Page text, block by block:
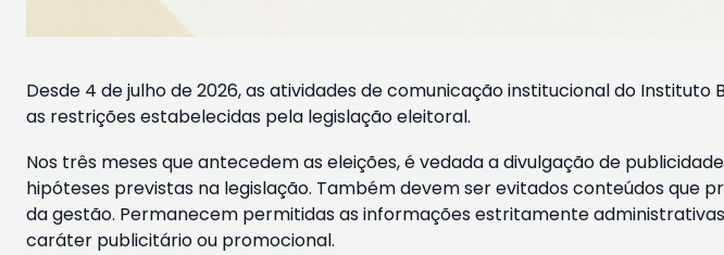
Desde 4 de julho de 2026, as atividades de comunicação institucional do
as restrições estabelecidas pela legislação eleitoral.
Nos três meses que antecedem as eleições, é vedada a divulgação de
hipóteses previstas na legislação. Também devem ser evitados conteúdos que
da gestão. Permanecem permitidas as informações estritamente
caráter publicitário ou promocional.